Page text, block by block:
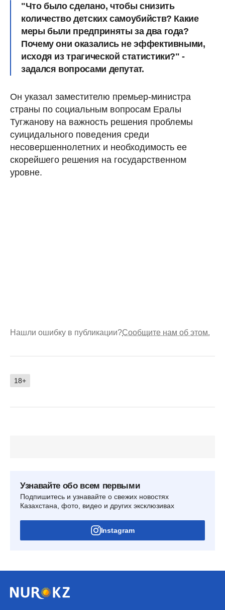
"Что было сделано, чтобы снизить
количество детских самоубийств? Какие
меры были предприняты за два года?
Почему они оказались не эффективными,
исходя из трагической статистики?" -
задался вопросами депутат.
Он указал заместителю премьер-министра
страны по социальным вопросам Ералы
Тугжанову на важность решения проблемы
суицидального поведения среди
несовершеннолетних и необходимость ее
скорейшего решения на государственном
уровне.
Нашли ошибку в публикации?Сообщите нам об этом.
18+
Узнавайте обо всем первыми
Подпишитесь и узнавайте о свежих новостях
Казахстана, фото, видео и других эксклюзивах
Instagram